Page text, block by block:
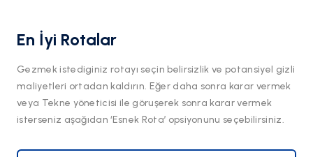
En İyi Rotalar
Gezmek istediginiz rotayı seçin belirsizlik ve potansiyel gizli
maliyetleri ortadan kaldırın. Eğer daha sonra karar vermek
veya Tekne yöneticisi ile göruşerek sonra karar vermek
isterseniz aşağıdan ‘Esnek Rota’ opsiyonunu seçebilirsiniz.